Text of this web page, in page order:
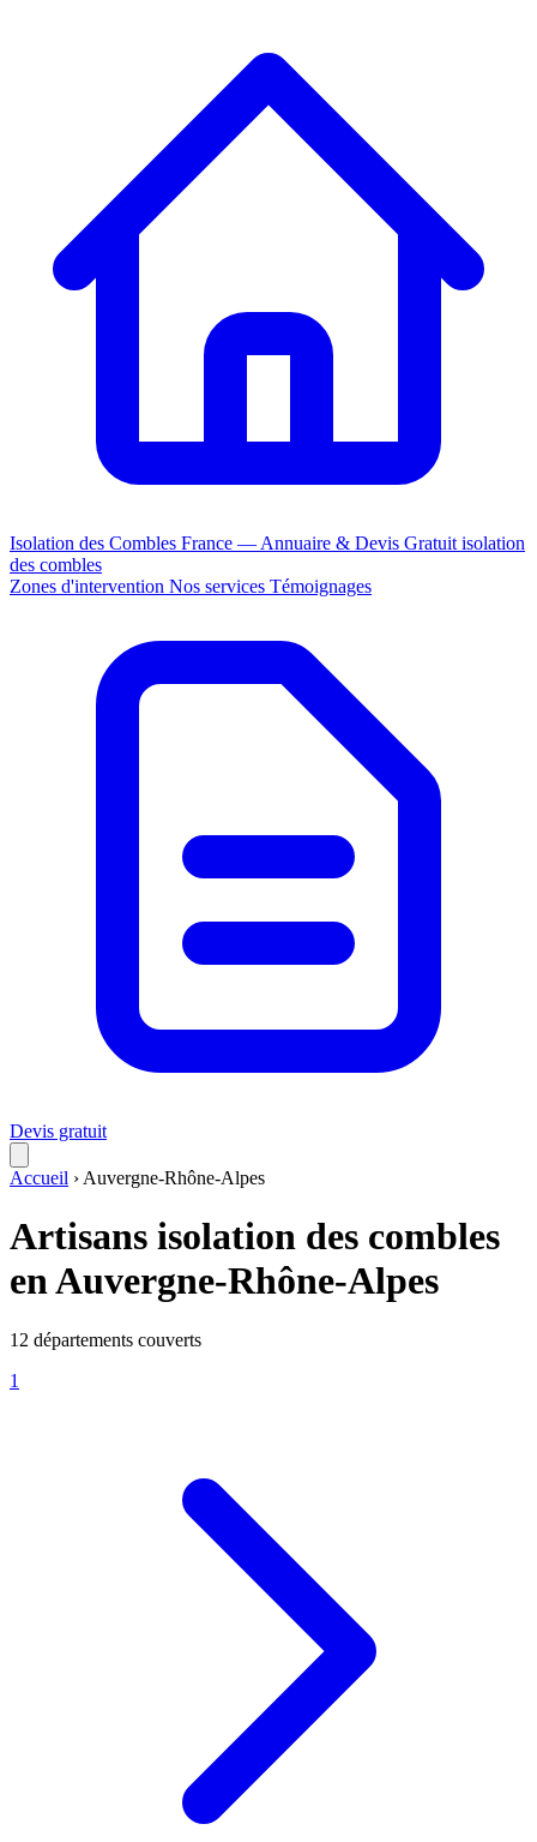
Isolation des Combles France — Annuaire & Devis Gratuit isolation
des combles
Zones d'intervention Nos services Témoignages
Devis gratuit
Accueil › Auvergne-Rhône-Alpes
Artisans isolation des combles
en Auvergne-Rhône-Alpes
12 départements couverts
1